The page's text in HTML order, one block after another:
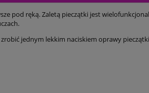
pod ręką. Zaletą pieczątki jest
jednym lekkim naciskiem oprawy